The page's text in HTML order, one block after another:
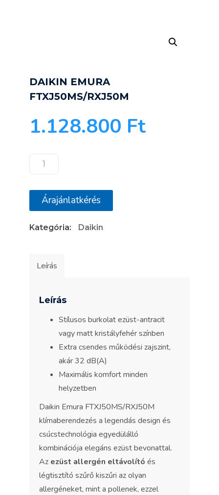
DAIKIN EMURA
FTXJ50MS/RXJ50M
1.128.800 Ft
DAIKIN
FTXJ50MS/RXJ50M
mennyiség
Árajánlatkérés
Kategória: Daikin
Leírás
Leírás
Stílusos burkolat ezüst-antracit
vagy matt kristályfehér színben
Extra csendes működési zajszint,
akár 32 dB(A)
Maximális komfort minden
helyzetben
Daikin Emura FTXJ50MS/RXJ50M
klímaberendezés a legendás design és
csúcstechnológia egyedülálló
kombinációja elegáns ezüst bevonattal.
Az ezüst allergén eltávolító és
légtisztító szűrő kiszűri az olyan
allergéneket, mint a pollenek, ezzel